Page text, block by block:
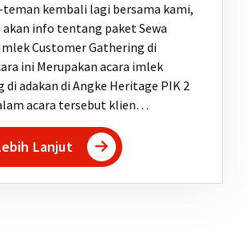
kembali lagi bersama kami,
info tentang paket Sewa
Customer Gathering di
ini Merupakan acara imlek
di adakan di Angke Heritage PIK 2
acara tersebut klien…
Lanjut